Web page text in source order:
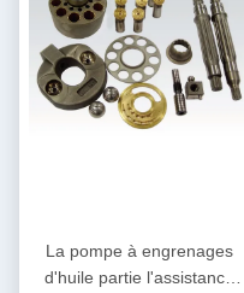
La pompe à engrenages
d'huile partie l'assistance